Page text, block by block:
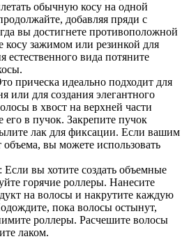
обычную косу на одной
добавляя пряди с
вы достигнете противоположной
косу зажимом или резинкой для
естественного вида потяните
прическа идеально подходит для
или для создания элегантного
в хвост на верхней части
его в пучок. Закрепите пучок
лак для фиксации. Если вашим
объема, вы можете использовать
: Если вы хотите создать объемные
горячие роллеры. Нанесите
на волосы и накрутите каждую
пока волосы остынут,
роллеры. Расчешите волосы
лаком.